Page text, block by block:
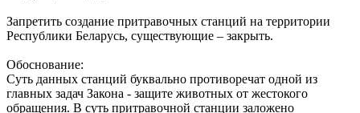
Запретить создание притравочных станций на территории
Республики Беларусь, существующие – закрыть.
Обоснование:
Суть данных станций буквально противоречат одной из
главных задач Закона - защите животных от жестокого
обращения. В суть притравочной станции заложено